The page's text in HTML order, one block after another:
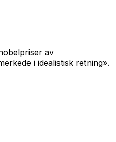
av
i idealistisk retning».